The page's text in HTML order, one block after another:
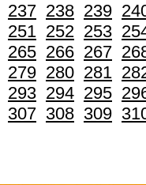
237 238 239
251 252 253
265 266 267
279 280 281
293 294 295
307 308 309